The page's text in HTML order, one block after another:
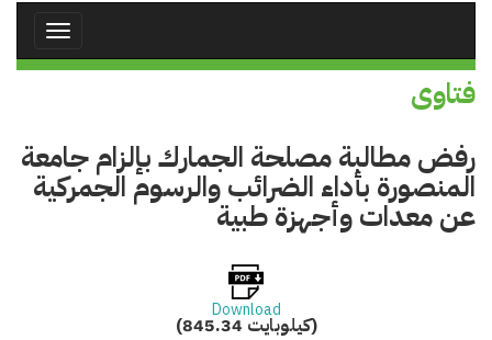
Toggle
فتاوى
رفض مطالبة مصلحة الجمارك بإلزام جامعة
المنصورة بأداء الضرائب والرسوم الجمركية
عن معدات وأجهزة طبية
Download
(845.34 كيلوبايت)